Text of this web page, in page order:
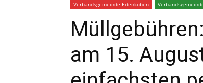
Verbandsgemeinde Edenkoben
am 15.